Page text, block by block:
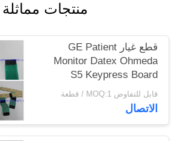
NEWS
خريطة
الموقع
منتجات مماثلة
قطع غيار GE Patient
Monitor Datex Ohmeda
S5 Keypress Board
قابل للتفاوض MOQ:1 / قطعة
الاتصال